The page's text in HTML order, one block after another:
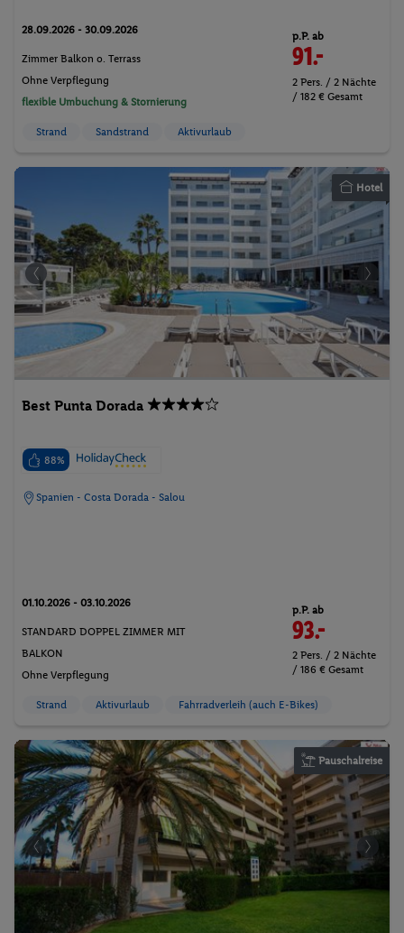
28.09.2026 - 30.09.2026
Zimmer Balkon o. Terrass
Ohne Verpflegung
flexible Umbuchung & Stornierung
p.P. ab
91.-
2 Pers. / 2 Nächte
/ 182 € Gesamt
Strand Sandstrand Aktivurlaub
Hotel
Best Punta Dorada
88%
Spanien - Costa Dorada - Salou
01.10.2026 - 03.10.2026
STANDARD DOPPEL ZIMMER MIT
BALKON
Ohne Verpflegung
p.P. ab
93.-
2 Pers. / 2 Nächte
/ 186 € Gesamt
Strand Aktivurlaub Fahrradverleih (auch E-Bikes)
Pauschalreise